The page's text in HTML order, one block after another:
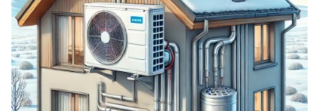
(pris, fordeler og ulemper)